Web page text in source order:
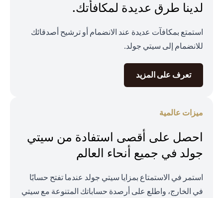
لدينا طرق عديدة لمكافأتك.
استمتع بمكافآت عديدة عند الانضمام أو ترشيح أصدقائك
للانضمام إلى سيتي جولد.
تعرف على المزيد
ميزات عالمية
احصل على أقصى استفادة من سيتي
جولد في جميع أنحاء العالم
استمر في الاستمتاع بمزايا سيتي جولد عندما تفتح حسابًا
في الخارج، واطلع على أرصدة حساباتك المتنوعة مع سيتي